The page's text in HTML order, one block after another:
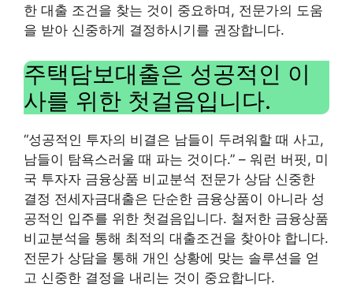
한 대출 조건을 찾는 것이 중요하며, 전문가의 도움
을 받아 신중하게 결정하시기를 권장합니다.
주택담보대출은 성공적인 이
사를 위한 첫걸음입니다.
“성공적인 투자의 비결은 남들이 두려워할 때 사고,
남들이 탐욕스러울 때 파는 것이다.” – 워런 버핏, 미
국 투자자 금융상품 비교분석 전문가 상담 신중한
결정 전세자금대출은 단순한 금융상품이 아니라 성
공적인 입주를 위한 첫걸음입니다. 철저한 금융상품
비교분석을 통해 최적의 대출조건을 찾아야 합니다.
전문가 상담을 통해 개인 상황에 맞는 솔루션을 얻
고 신중한 결정을 내리는 것이 중요합니다.